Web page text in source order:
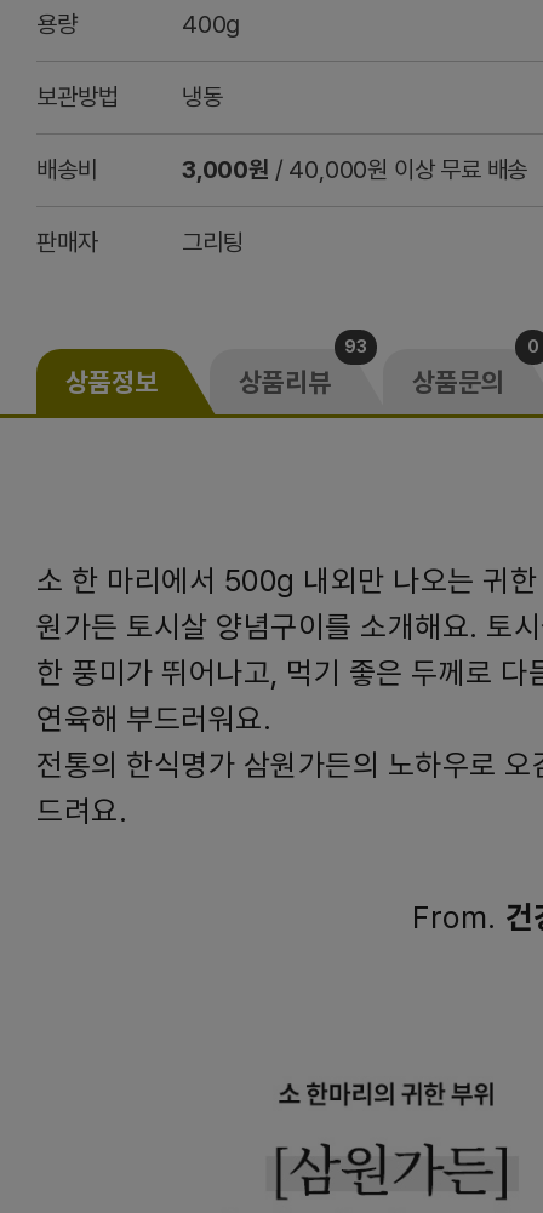
용량 400g
보관방법 냉동
배송비 3,000원 / 40,000원 이상 무료 배송
판매자 그리팅
상품정보 상품리뷰
93
상품문의
0
소 한 마리에서 500g 내외만 나오는 귀
원가든 토시살 양념구이를 소개해요. 토
한 풍미가 뛰어나고, 먹기 좋은 두께로 다
연육해 부드러워요.
전통의 한식명가 삼원가든의 노하우로
드려요.
From. 건